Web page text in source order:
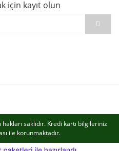
için kayıt olun
saklıdır. Kredi kartı bilgileriniz
ile korunmaktadır.